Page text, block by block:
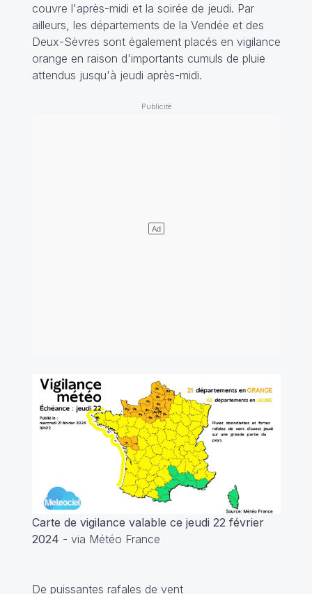
couvre l'après-midi et la soirée de jeudi. Par
ailleurs, les départements de la Vendée et des
Deux-Sèvres sont également placés en vigilance
orange en raison d'importants cumuls de pluie
attendus jusqu'à jeudi après-midi.
Carte de vigilance valable ce jeudi 22 février
2024 - via Météo France
De puissantes rafales de vent